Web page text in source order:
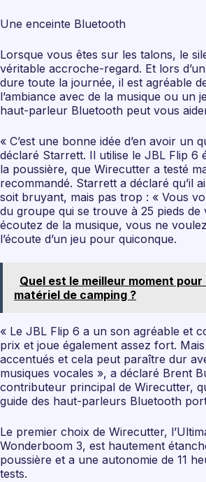
Une enceinte Bluetooth
Lorsque vous êtes sur les talons, le
véritable accroche-regard. Et lors
dure toute la journée, il est agréable
l’ambiance avec de la musique ou un
haut-parleur Bluetooth peut vous
« C’est une bonne idée d’en avoir un
déclaré Starrett. Il utilise le JBL Flip 6
la poussière, que Wirecutter a testé
recommandé. Starrett a déclaré qu’il
soit bruyant, mais pas trop : « Vous
du groupe qui se trouve à 25 pieds de
écoutez de la musique, vous ne
l’écoute d’un jeu pour quiconque.
Quel est le meilleur moment
matériel de camping ?
« Le JBL Flip 6 a un son agréable et
prix et joue également assez fort.
accentués et cela peut paraître dur
musiques vocales », a déclaré Brent
contributeur principal de Wirecutter,
guide des haut-parleurs Bluetooth
Le premier choix de Wirecutter,
Wonderboom 3, est hautement
poussière et a une autonomie de 11
tests.